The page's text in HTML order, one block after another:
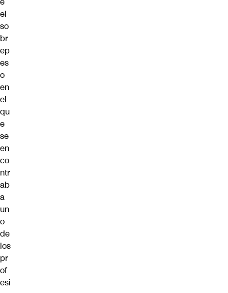
el
so
br
ep
es
o
en
el
qu
e
se
en
co
ntr
ab
a
un
o
de
los
pr
of
esi